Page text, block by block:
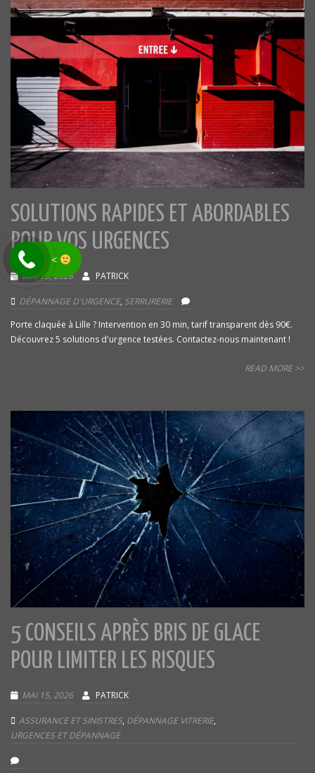
SOLUTIONS RAPIDES ET ABORDABLES
POUR VOS URGENCES
MAI 15, 2026 PATRICK
DÉPANNAGE D'URGENCE, SERRURERIE
Porte claquée à Lille ? Intervention en 30 min, tarif transparent dès 90€.
Découvrez 5 solutions d'urgence testées. Contactez-nous maintenant !
READ MORE >>
5 CONSEILS APRÈS BRIS DE GLACE
POUR LIMITER LES RISQUES
MAI 15, 2026 PATRICK
ASSURANCE ET SINISTRES, DÉPANNAGE VITRERIE,
URGENCES ET DÉPANNAGE
<